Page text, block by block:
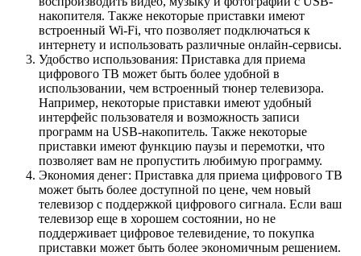
накопителя. Также некоторые приставки имеют
встроенный Wi-Fi, что позволяет подключаться к
интернету и использовать различные онлайн-сервисы.
Удобство использования: Приставка для приема
цифрового ТВ может быть более удобной в
использовании, чем встроенный тюнер телевизора.
Например, некоторые приставки имеют удобный
интерфейс пользователя и возможность записи
программ на USB-накопитель. Также некоторые
приставки имеют функцию паузы и перемотки, что
позволяет вам не пропустить любимую программу.
Экономия денег: Приставка для приема цифрового ТВ
может быть более доступной по цене, чем новый
телевизор с поддержкой цифрового сигнала. Если ваш
телевизор еще в хорошем состоянии, но не
поддерживает цифровое телевидение, то покупка
приставки может быть более экономичным решением.